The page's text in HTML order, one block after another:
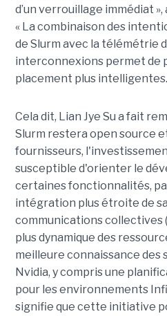
d’un verrouillage immédiat
« La combinaison des
de Slurm avec la télémétrie
interconnexions permet de
placement plus intelligentes.
Cela dit, Lian Jye Su a fait
Slurm restera open source
fournisseurs,
susceptible d'orienter le
certaines fonctionnalités,
intégration plus étroite de
communications collectives
plus dynamique des
meilleure connaissance des
Nvidia, y compris une
pour les environnements
signifie que cette initiative